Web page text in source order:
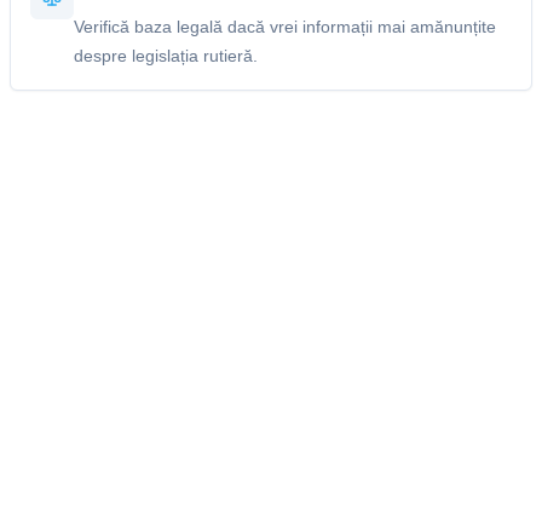
Verifică baza legală dacă vrei informații mai amănunțite
despre legislația rutieră.